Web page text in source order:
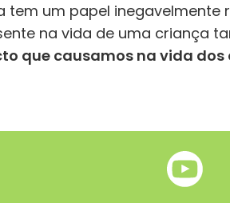
tem um papel inegavelmente
na vida de uma criança
que causamos na vida dos